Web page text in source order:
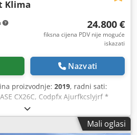
Klima
24.800 €
fiksna cijena PDV nije moguće
iskazati
Nazvati
proizvodnje: 2019, radni sati:
CX26C, Codpfx Ajurfkcslyjrf *
* 1360 BS, i * Grijanje, * Klima
* Ražlica buldožera, * Brza
Mali oglasi